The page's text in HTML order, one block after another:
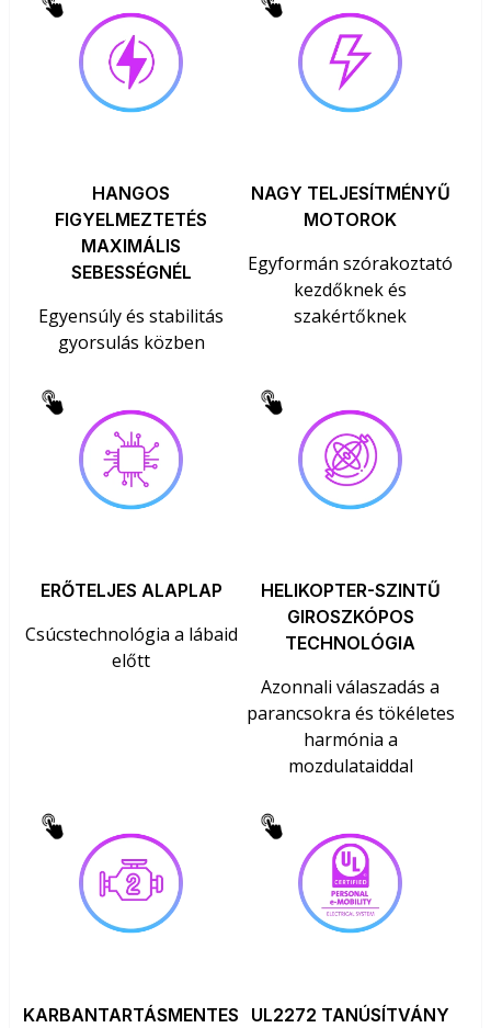
HANGOS
FIGYELMEZTETÉS
MAXIMÁLIS
SEBESSÉGNÉL
Egyensúly és stabilitás
gyorsulás közben
NAGY TELJESÍTMÉNYŰ
MOTOROK
Egyformán szórakoztató
kezdőknek és
szakértőknek
ERŐTELJES ALAPLAP
Csúcstechnológia a lábaid
előtt
HELIKOPTER-SZINTŰ
GIROSZKÓPOS
TECHNOLÓGIA
Azonnali válaszadás a
parancsokra és tökéletes
harmónia a
mozdulataiddal
KARBANTARTÁSMENTES
UL2272 TANÚSÍTVÁNY